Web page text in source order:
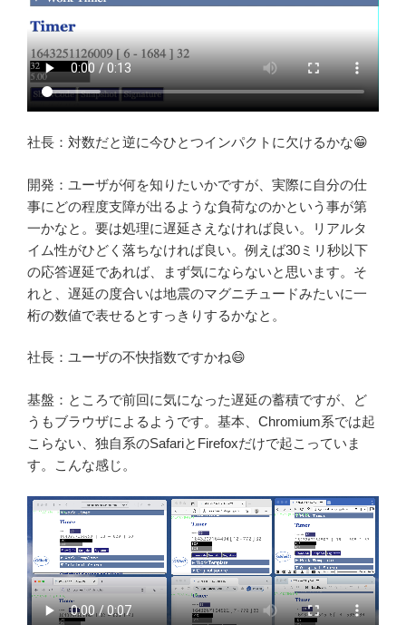
社長：対数だと逆に今ひとつインパクトに欠けるかな😁
開発：ユーザが何を知りたいかですが、実際に自分の仕
事にどの程度支障が出るような負荷なのかという事が第
一かなと。要は処理に遅延さえなければ良い。リアルタ
イム性がひどく落ちなければ良い。例えば30ミリ秒以下
の応答遅延であれば、まず気にならないと思います。そ
れと、遅延の度合いは地震のマグニチュードみたいに一
桁の数値で表せるとすっきりするかなと。
社長：ユーザの不快指数ですかね😄
基盤：ところで前回に気になった遅延の蓄積ですが、ど
うもブラウザによるようです。基本、Chromium系では起
こらない、独自系のSafariとFirefoxだけで起こっていま
す。こんな感じ。